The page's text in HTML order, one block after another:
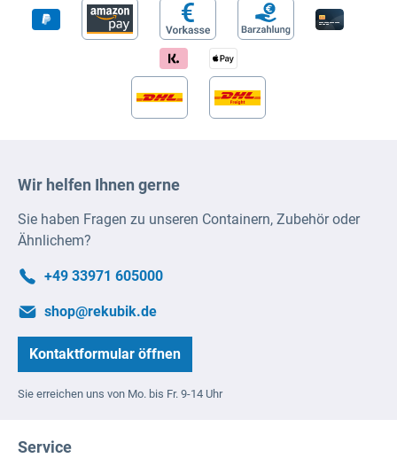
Wir helfen Ihnen gerne
Sie haben Fragen zu unseren Containern, Zubehör oder
Ähnlichem?
+49 33971 605000
shop@rekubik.de
Kontaktformular öffnen
Sie erreichen uns von Mo. bis Fr. 9-14 Uhr
Service